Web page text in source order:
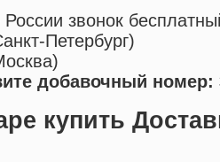
России звонок
Петербург)
добавочный номер:
купить